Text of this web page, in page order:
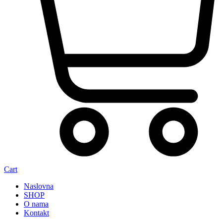
Cart
Naslovna
SHOP
O nama
Kontakt